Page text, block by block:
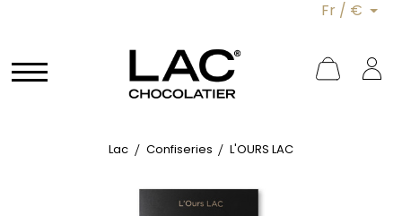
Fr / €
Lac Confiseries L'OURS LAC